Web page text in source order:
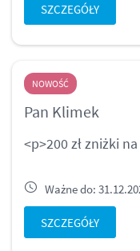
SZCZEGÓŁY
NOWOŚĆ
Pan Klimek
<p>200 zł zniżki
Ważne do:
SZCZEGÓŁY